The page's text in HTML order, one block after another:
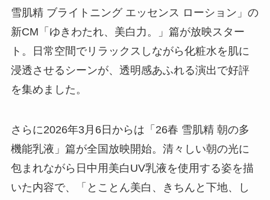
雪肌精 ブライトニング エッセンス ローション」の
新CM「ゆきわたれ、美白力。」篇が放映スター
ト。日常空間でリラックスしながら化粧水を肌に
浸透させるシーンが、透明感あふれる演出で好評
を集めました。
さらに2026年3月6日からは「26春 雪肌精 朝の多
機能乳液」篇が全国放映開始。清々しい朝の光に
包まれながら日中用美白UV乳液を使用する姿を描
いた内容で、「とことん美白、きちんと下地、し